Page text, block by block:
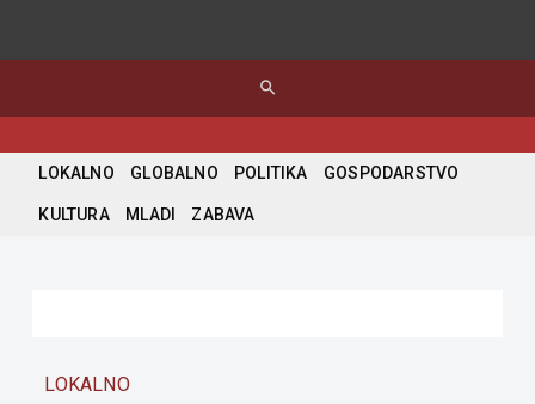
search
LOKALNO GLOBALNO POLITIKA GOSPODARSTVO
KULTURA MLADI ZABAVA
LOKALNO